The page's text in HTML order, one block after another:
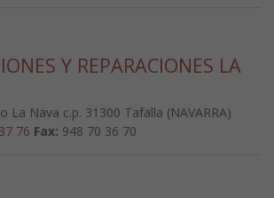
Y REPARACIONES LA
La Nava c.p. 31300 Tafalla (NAVARRA)
76 Fax: 948 70 36 70